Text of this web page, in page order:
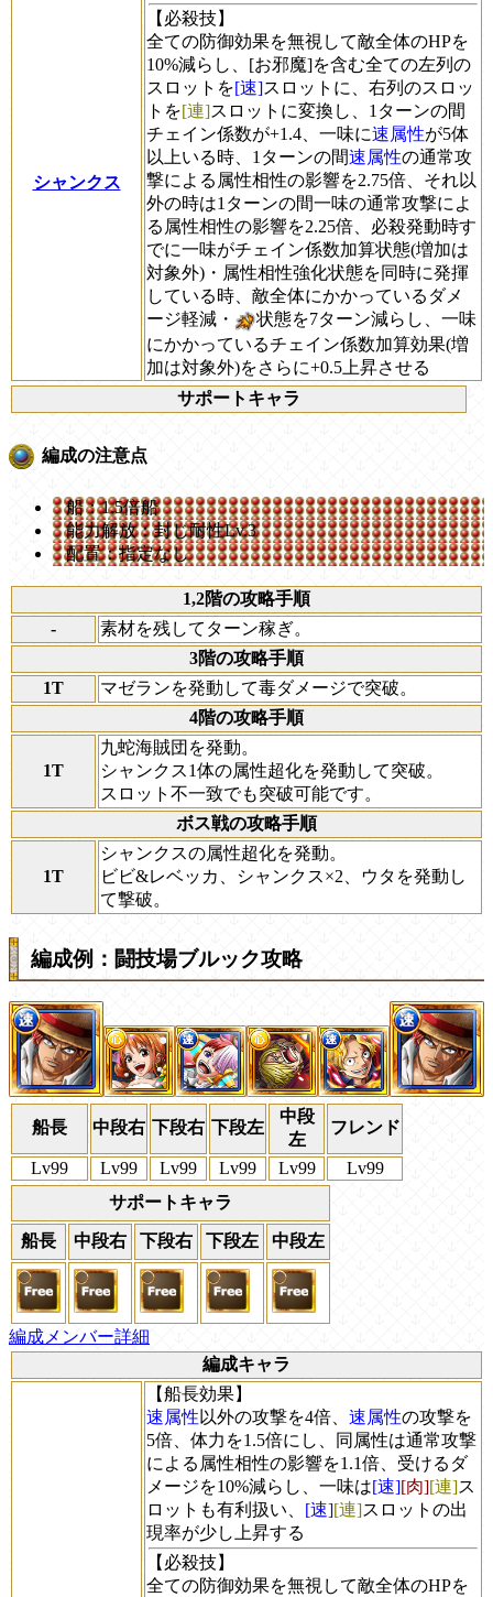
シャンクス
【必殺技】
全ての防御効果を無視して敵全体のHPを
10%減らし、[お邪魔]を含む全ての左列の
スロットを[速]スロットに、右列のスロッ
トを[連]スロットに変換し、1ターンの間
チェイン係数が+1.4、一味に速属性が5体
以上いる時、1ターンの間速属性の通常攻
撃による属性相性の影響を2.75倍、それ以
外の時は1ターンの間一味の通常攻撃によ
る属性相性の影響を2.25倍、必殺発動時す
でに一味がチェイン係数加算状態(増加は
対象外)・属性相性強化状態を同時に発揮
している時、敵全体にかかっているダメ
ージ軽減・
状態を7ターン減らし、一味
にかかっているチェイン係数加算効果(増
加は対象外)をさらに+0.5上昇させる
サポートキャラ
編成の注意点
船：1.5倍船
能力解放：封じ耐性Lv.3
配置：指定なし
1,2階の攻略手順
-
素材を残してターン稼ぎ。
3階の攻略手順
1T
マゼランを発動して毒ダメージで突破。
4階の攻略手順
1T
九蛇海賊団を発動。
シャンクス1体の属性超化を発動して突破。
スロット不一致でも突破可能です。
ボス戦の攻略手順
1T
シャンクスの属性超化を発動。
ビビ&レベッカ、シャンクス×2、ウタを発動し
て撃破。
編成例：闘技場ブルック攻略
船長 中段右 下段右 下段左
中段
左
フレンド
Lv99 Lv99 Lv99 Lv99 Lv99
Lv99
サポートキャラ
船長 中段右 下段右 下段左 中段左
編成メンバー詳細
編成キャラ
【船長効果】
速属性 以外の攻撃を4倍、 速属性の攻撃を
5倍、体力を1.5倍にし、同属性は通常攻撃
による属性相性の影響を1.1倍、受けるダ
メージを10%減らし、一味は[速][肉][連]ス
ロットも有利扱い、 [速][連]スロットの出
現率が少し上昇する
【必殺技】
全ての防御効果を無視して敵全体のHPを